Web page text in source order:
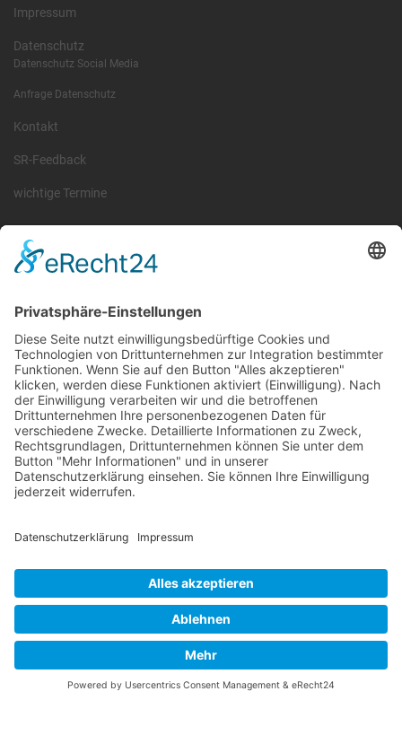
Impressum
Datenschutz
Datenschutz Social Media
Anfrage Datenschutz
Kontakt
SR-Feedback
wichtige Termine
Information
Sachsen und Thüringen. Er ist als eingetragener Verein tätig und
gleichzeitig Veranstalter der Spiele der Regionalliga in
verschiedenen Ligen.
Die RLSO ist jetzt auch erreichbar unter der Adresse
Wir betreiben ...